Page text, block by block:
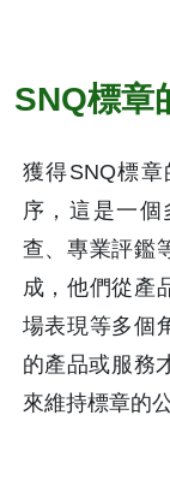
SNQ標章
獲得SNQ標
序，這是一
查、專業評鑑
成，他們從產
場表現等多個
的產品或服務
來維持標章的